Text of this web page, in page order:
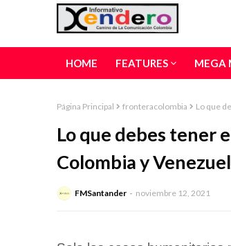
HOME FEATURES MEGA
Página Principal fronteracolombia Lo que
Lo que debes tener
Colombia y
FMSantander noviembre 12, 2021